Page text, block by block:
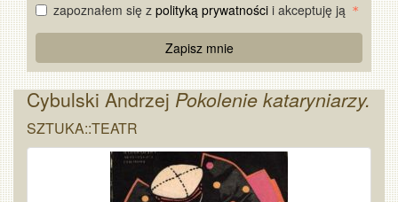
zapoznałem się z polityką prywatności i akceptuję ją
Captcha
Zapisz mnie
Cybulski Andrzej Pokolenie kataryniarzy.
SZTUKA::TEATR